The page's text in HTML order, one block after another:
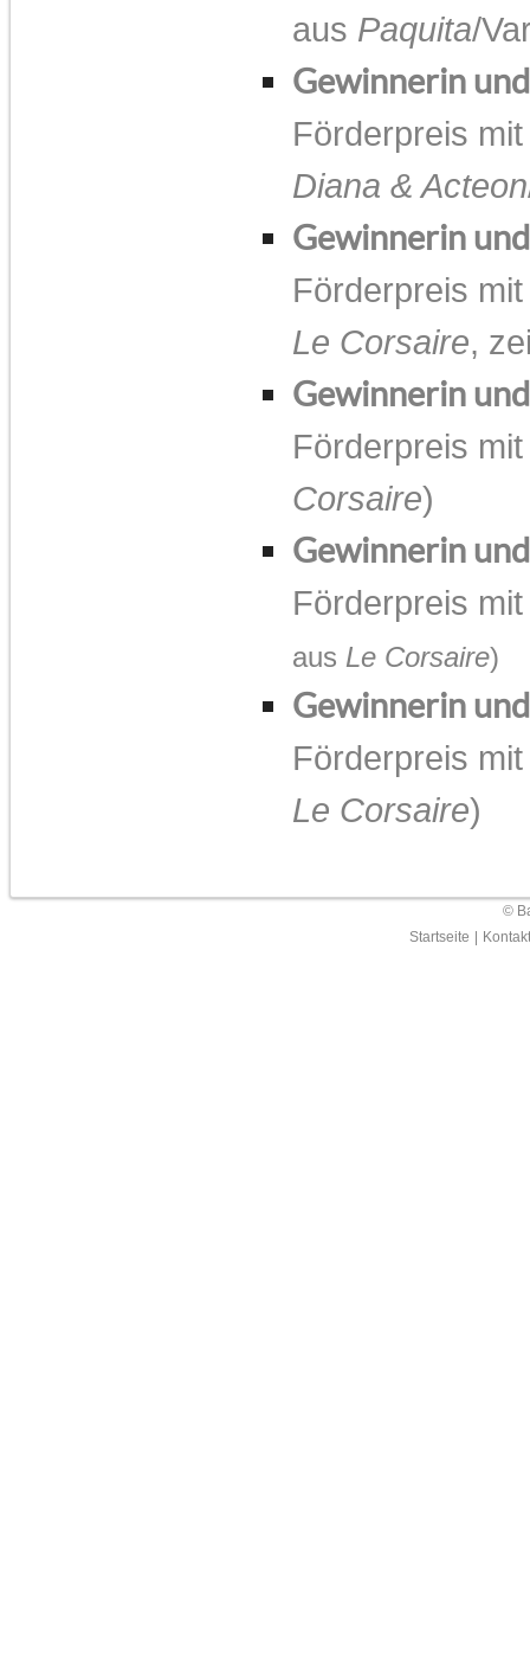
aus Paquita/
Gewinnerin
Förderpreis
Diana & Acteon
Gewinnerin
Förderpreis
Le Corsaire,
Gewinnerin
Förderpreis
Corsaire)
Gewinnerin
Förderpreis
aus Le Corsaire)
Gewinnerin
Förderpreis
Le Corsaire)
©
Startseite
Kontakt